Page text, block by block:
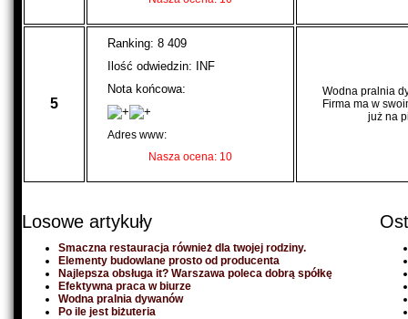
5
Ranking: 8 409
Ilość odwiedzin: INF
Nota końcowa:
Adres www:
Nasza ocena: 10
Wodna pralnia
Firma ma w
już na
Losowe artykuły
Smaczna restauracja również dla twojej rodziny.
Elementy budowlane prosto od producenta
Najlepsza obsługa it? Warszawa poleca dobrą spółkę
Efektywna praca w biurze
Wodna pralnia dywanów
Po ile jest biżuteria